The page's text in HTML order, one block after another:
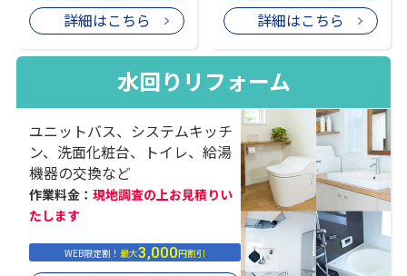
詳細はこちら 詳細はこちら
水回りリフォーム
ユニットバス、システムキッチ
ン、洗面化粧台、トイレ、給湯
機器の交換など
作業料金： 現地調査の上お見積りい
たします
WEB限定割！最大3,000円割引